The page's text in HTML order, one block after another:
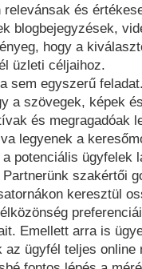
relevánsak és
blogbejegyzések,
hogy a
üzleti céljaihoz.
sem egyszerű
a szövegek, képek
és megragadóak
legyenek a
potenciális ügyfelek
szakértői
keresztül
Emellett arra is
az ügyfél teljes online